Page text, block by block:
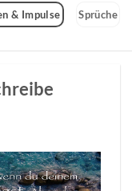
& Impulse Sprüche